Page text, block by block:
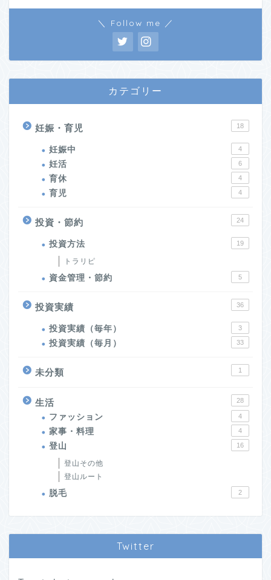
＼ Follow me ／
カテゴリー
妊娠・育児 18
妊娠中 4
妊活 6
育休 4
育児 4
投資・節約 24
投資方法 19
トラリピ
資金管理・節約 5
投資実績 36
投資実績（毎年） 3
投資実績（毎月） 33
未分類 1
生活 28
ファッション 4
家事・料理 4
登山 16
登山その他
登山ルート
脱毛 2
Twitter